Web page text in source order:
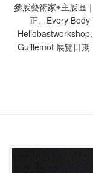
參展藝術家⌖主展區
正、Every Body
Guillemot ​展覽日